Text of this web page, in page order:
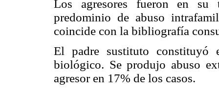
Los agresores fueron en
predominio de abuso
coincide con la bibliografía
El padre sustituto constituyó
biológico. Se produjo abuso
agresor en 17% de los casos.